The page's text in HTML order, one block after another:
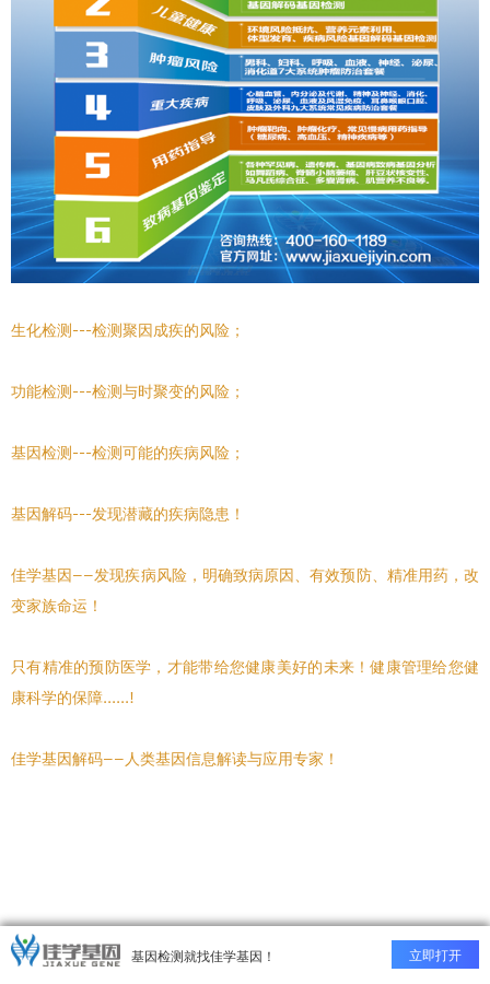
生化检测---检测聚因成疾的风险；
功能检测---检测与时聚变的风险；
基因检测---检测可能的疾病风险；
基因解码---发现潜藏的疾病隐患！
佳学基因——发现疾病风险，明确致病原因、有效预防、精准用药，改
变家族命运！
只有精准的预防医学，才能带给您健康美好的未来！健康管理给您健
康科学的保障......!
佳学基因解码——人类基因信息解读与应用专家！
基因检测就找佳学基因！ 立即打开